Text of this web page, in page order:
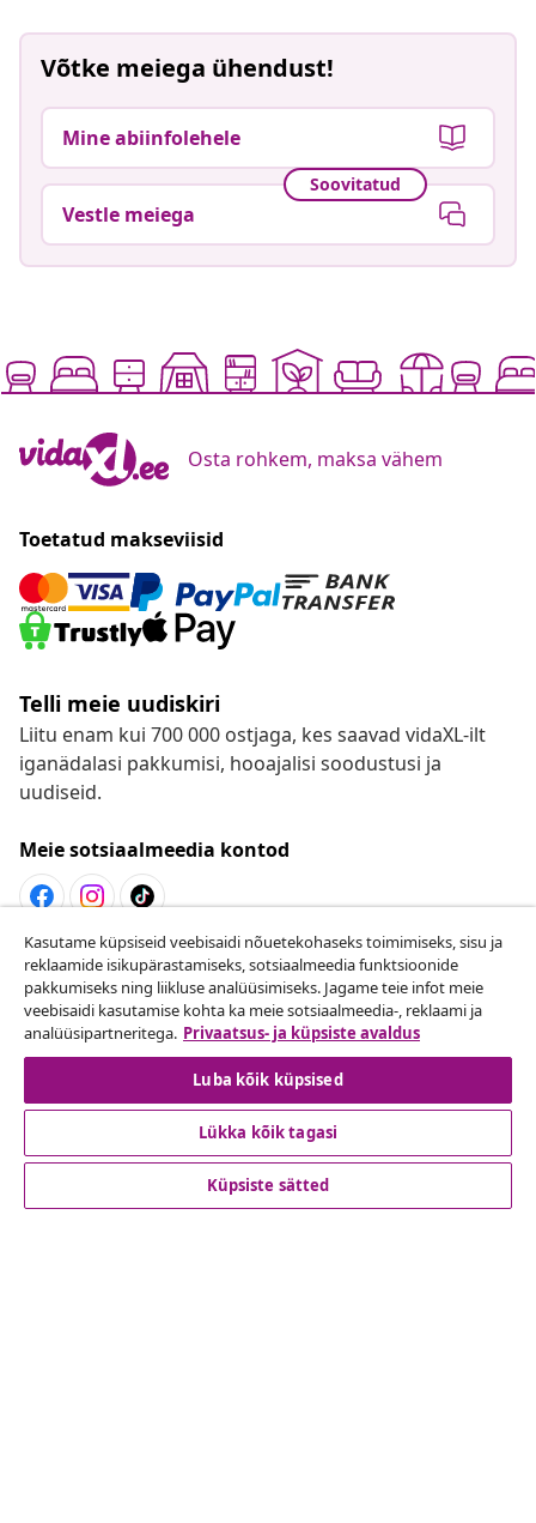
Võtke meiega ühendust!
Mine abiinfolehele
Soovitatud
Vestle meiega
Osta rohkem, maksa vähem
Toetatud makseviisid
Telli meie uudiskiri
Liitu enam kui 700 000 ostjaga, kes saavad vidaXL-ilt
iganädalasi pakkumisi, hooajalisi soodustusi ja
uudiseid.
Meie sotsiaalmeedia kontod
Lepingust taganemine
Esita oma tellimuse kohta tagastamissoov.
Lepingust taganemine
Klienditeenindus
Kasutame küpsiseid veebisaidi nõuetekohaseks toimimiseks, sisu ja
reklaamide isikupärastamiseks, sotsiaalmeedia funktsioonide
pakkumiseks ning liikluse analüüsimiseks. Jagame teie infot meie
veebisaidi kasutamise kohta ka meie sotsiaalmeedia-, reklaami ja
analüüsipartneritega. Privaatsus- ja küpsiste avaldus
Luba kõik küpsised
Lükka kõik tagasi
Küpsiste sätted